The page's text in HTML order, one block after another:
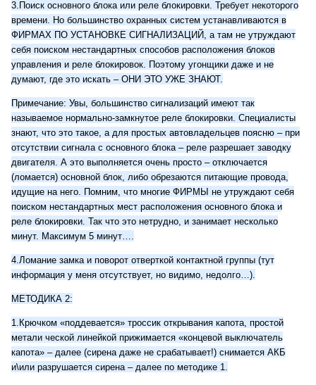
3.Поиск основного блока или реле блокировки. Требует некоторого
времени. Но большинство охранных систем устанавливаются в
ФИРМАХ ПО УСТАНОВКЕ СИГНАЛИЗАЦИЙ, а там не утруждают
себя поиском нестандартных способов расположения блоков
управления и реле блокировок. Поэтому угонщики даже и не
думают, где это искать – ОНИ ЭТО УЖЕ ЗНАЮТ.
Примечание: Увы, большинство сигнализаций имеют так
называемое нормально-замкнутое реле блокировки. Специалисты
знают, что это такое, а для простых автовладельцев поясню – при
отсутствии сигнала с основного блока – реле разрешает заводку
двигателя. А это выполняется очень просто – отключается
(ломается) основной блок, либо обрезаются питающие провода,
идущие на него. Помним, что многие ФИРМЫ не утруждают себя
поиском нестандартных мест расположения основного блока и
реле блокировки. Так что это нетрудно, и занимает несколько
минут. Максимум 5 минут….
4.Ломание замка и поворот отверткой контактной группы (тут
информация у меня отсутствует, но видимо, недолго…).
МЕТОДИКА 2:
1.Крючком «поддевается» троссик открывания капота, простой
метали ческой линейкой прижимается «концевой выключатель
капота» – далее (сирена даже не срабатывает!) снимается АКБ
и\или разрушается сирена – далее по методике 1.